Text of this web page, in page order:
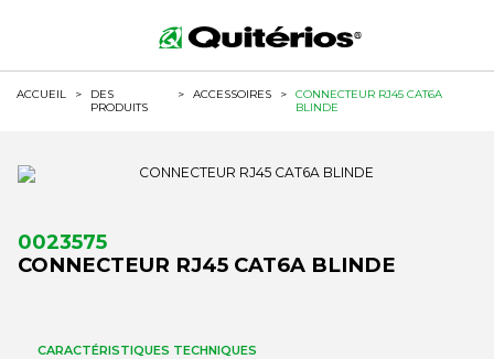
ACCUEIL >
DES
PRODUITS
> ACCESSOIRES >
CONNECTEUR RJ45 CAT6A
BLINDE
0023575
CONNECTEUR RJ45 CAT6A BLINDE
CARACTÉRISTIQUES TECHNIQUES